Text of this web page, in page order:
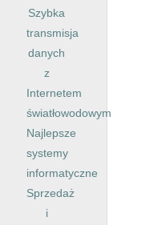
Szybka
transmisja
danych
z
Internetem
światłowodowym
Najlepsze
systemy
informatyczne
Sprzedaż
i